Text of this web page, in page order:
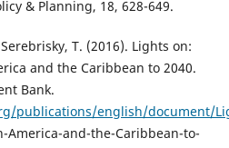
& Planning, 18, 628-649.
T. (2016). Lights on:
and the Caribbean to 2040.
Bank.
publications/english/document/
America-and-the-Caribbean-to-